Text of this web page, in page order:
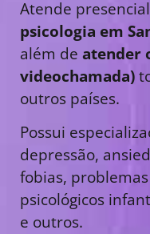
Atende
psicologia em
além de atender
videochamada)
outros países.
Possui
depressão,
fobias,
psicológicos
e outros.